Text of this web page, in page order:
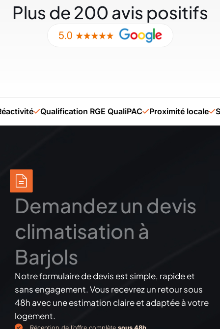
Plus de 200 avis positifs
Qualification RGE QualiPAC Proximité locale Savoir-
Demandez un devis
climatisation à
Barjols
Notre formulaire de devis est simple, rapide et
sans engagement. Vous recevrez un retour sous
48h avec une estimation claire et adaptée à votre
logement.